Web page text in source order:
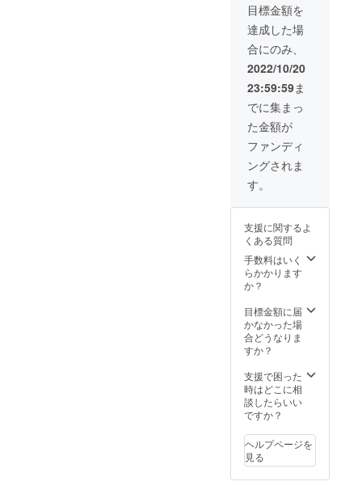
と共に
ライ
バーを
応援し
てくだ
さる方
におす
すめ！
目標金額を
達成した場
合にのみ、
2022/10/20
23:59:59ま
でに集まっ
た金額が
ファンディ
ングされま
す。
支援に関するよ
くある質問
手数料はいく
らかかります
か？
目標金額に届
かなかった場
合どうなりま
すか？
支援で困った
時はどこに相
談したらいい
ですか？
ヘルプページを
見る